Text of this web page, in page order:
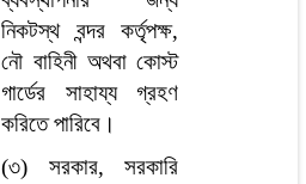
নিকটস্থ বন্দর কর্তৃপক্ষ,
নৌ বাহিনী অথবা কোস্ট
গার্ডের সাহায্য গ্রহণ
করিতে পারিবে।
(৩) সরকার, সরকারি